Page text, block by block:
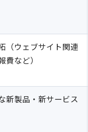
（ウェブサイト関連
費など）
新製品・新サービス